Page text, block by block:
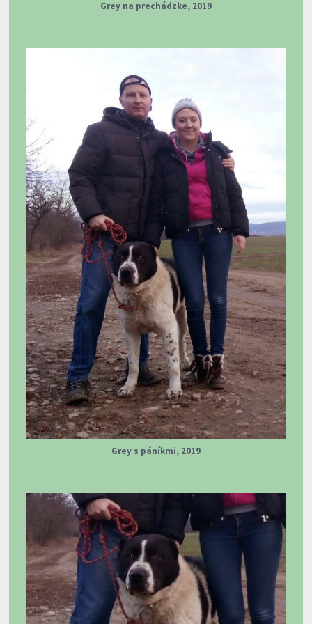
Grey na prechádzke, 2019
Grey s páníkmi, 2019